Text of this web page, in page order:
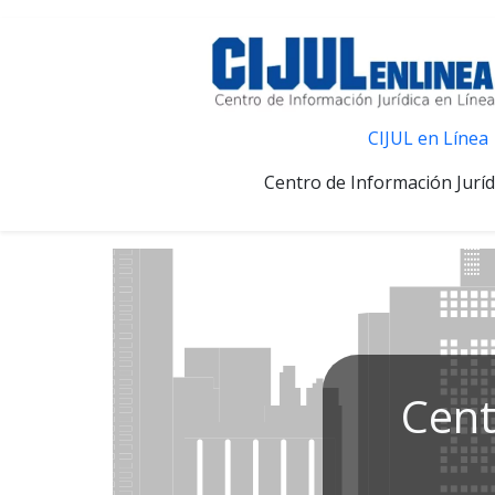
CIJUL en Línea
Centro de Información